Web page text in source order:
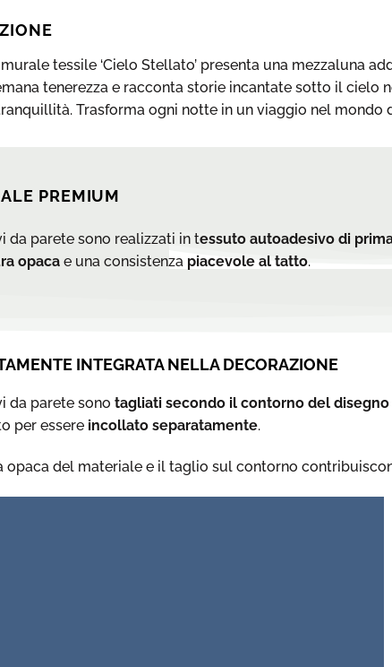
murale tessile ‘Cielo Stellato’ presenta una mezzaluna
tenerezza e racconta storie incantate sotto il
Trasforma ogni notte in un viaggio nel mondo
PREMIUM
da parete sono realizzati in tessuto autoadesivo di
opaca e una consistenza piacevole al tatto.
INTEGRATA NELLA DECORAZIONE
da parete sono tagliati secondo il contorno del disegno
per essere incollato separatamente.
opaca del materiale e il taglio sul contorno